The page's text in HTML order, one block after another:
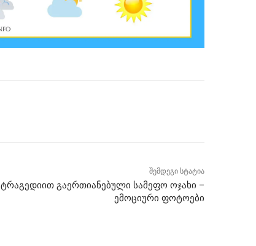
შემდეგი სტატია
ტრაგედიით გაერთიანებული სამეფო ოჯახი –
ემოციური ფოტოები